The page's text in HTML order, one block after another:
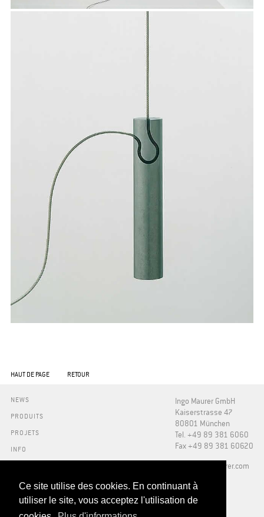
Ce site utilise des cookies. En continuant à
utiliser le site, vous acceptez l'utilisation de
HAUT DE PAGE RETOUR
NEWS
PRODUITS
PROJETS
INFO
SHOWROOMS
FAQ
Ingo Maurer GmbH
Kaiserstrasse 47
80801 München
Tel. +49 89 381 6060
Fax +49 89 381 60620
​info@ingo-maurer.com